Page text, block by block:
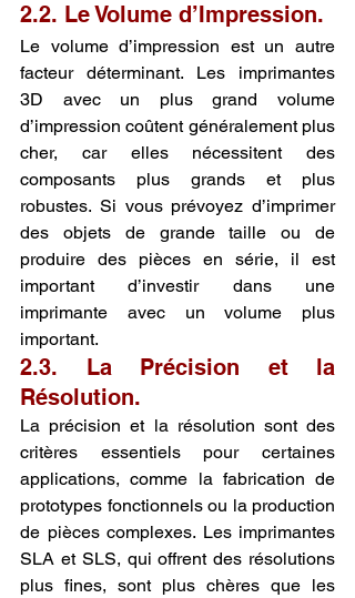
2.2. Le Volume d’Impression.
Le volume d’impression est un autre
facteur déterminant. Les imprimantes
3D avec un plus grand volume
d’impression coûtent généralement plus
cher, car elles nécessitent des
composants plus grands et plus
robustes. Si vous prévoyez d’imprimer
des objets de grande taille ou de
produire des pièces en série, il est
important d’investir dans une
imprimante avec un volume plus
important.
2.3. La Précision et la
Résolution.
La précision et la résolution sont des
critères essentiels pour certaines
applications, comme la fabrication de
prototypes fonctionnels ou la production
de pièces complexes. Les imprimantes
SLA et SLS, qui offrent des résolutions
plus fines, sont plus chères que les